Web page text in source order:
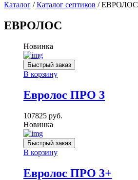
Каталог /Каталог септиков / ЕВРОЛОС
ЕВРОЛОС
Новинка
Быстрый заказ
В корзину
Евролос ПРО 3
107825 руб.
Новинка
Быстрый заказ
В корзину
Евролос ПРО 3+